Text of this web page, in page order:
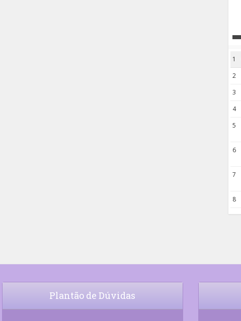
1
2
3
4
5
6
7
8
9
Plantão de Dúvidas